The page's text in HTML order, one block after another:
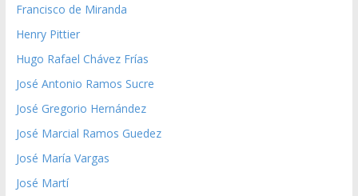
Francisco de Miranda
Henry Pittier
Hugo Rafael Chávez Frías
José Antonio Ramos Sucre
José Gregorio Hernández
José Marcial Ramos Guedez
José María Vargas
José Martí